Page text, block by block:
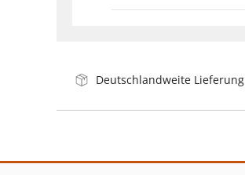
Deutschlandweite Lieferung